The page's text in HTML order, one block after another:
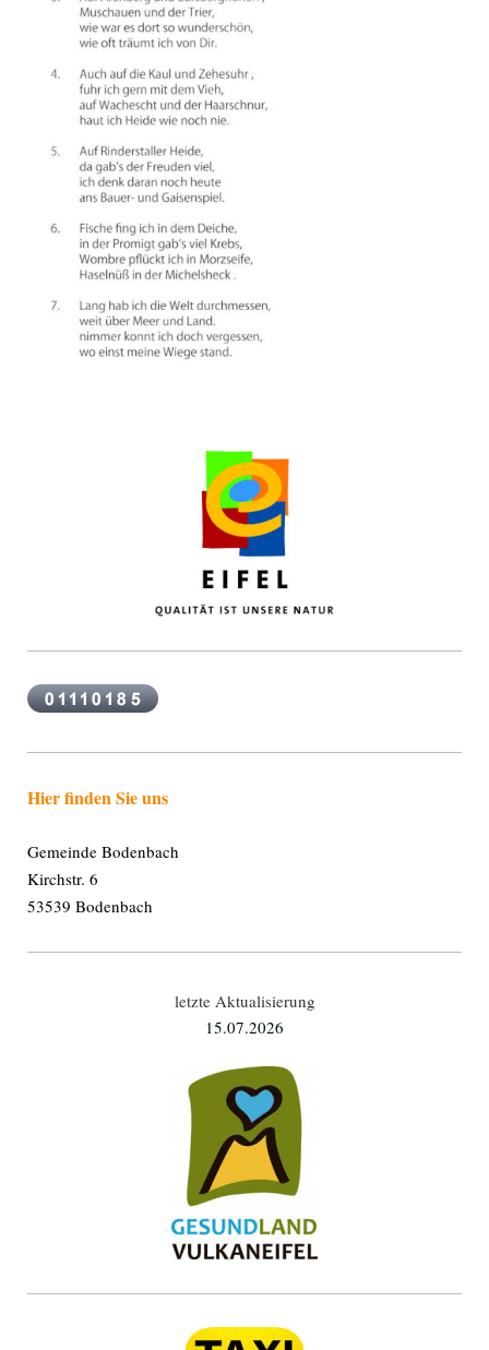
Hier finden Sie uns
Gemeinde Bodenbach
Kirchstr. 6
53539 Bodenbach
letzte Aktualisierung
15.07.2026